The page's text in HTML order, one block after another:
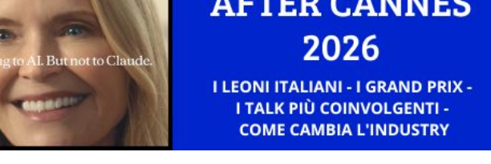
CSR
STRATEGIE
CINEMA